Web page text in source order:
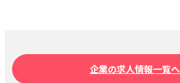
企業の求人情報一覧へ